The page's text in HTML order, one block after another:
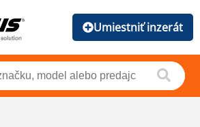
Umiestniť inzerát